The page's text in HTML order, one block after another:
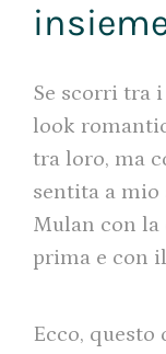
Se scorri tra
look
tra loro, ma
sentita a mio
Mulan con la
prima e con
Ecco,